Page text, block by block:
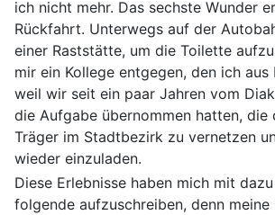
ich nicht mehr. Das sechste Wunder
Rückfahrt. Unterwegs auf der
einer Raststätte, um die Toilette
mir ein Kollege entgegen, den ich aus
weil wir seit ein paar Jahren vom
die Aufgabe übernommen hatten, die
Träger im Stadtbezirk zu vernetzen
wieder einzuladen.
Diese Erlebnisse haben mich mit
folgende aufzuschreiben, denn